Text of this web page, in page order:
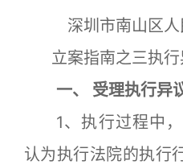
深圳市南山区人
立案指南之三执
一、
受理执行异
1、执行过程中，
认为执行法院的执行